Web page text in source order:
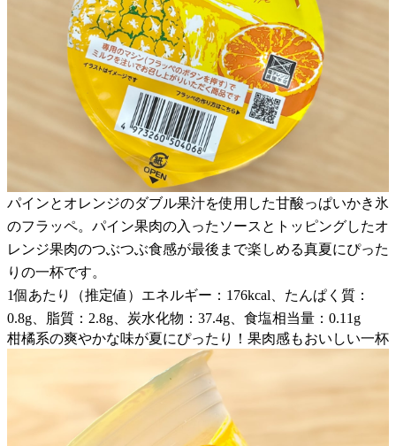
パインとオレンジのダブル果汁を使用した甘酸っぱいかき氷
のフラッペ。パイン果肉の入ったソースとトッピングしたオ
レンジ果肉のつぶつぶ食感が最後まで楽しめる真夏にぴった
りの一杯です。
1個あたり（推定値）エネルギー：176kcal、たんぱく質：
0.8g、脂質：2.8g、炭水化物：37.4g、食塩相当量：0.11g
柑橘系の爽やかな味が夏にぴったり！果肉感もおいしい一杯